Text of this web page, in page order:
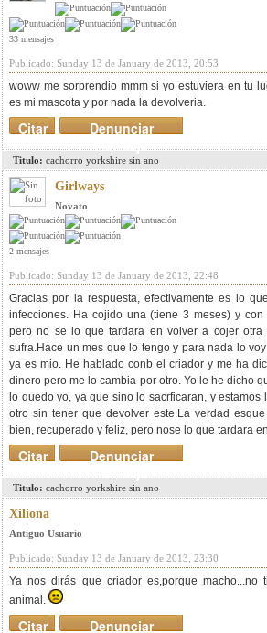
33 mensajes
Publicado: Sunday 13 de January de 2013, 20:53
woww me sorprendio mmm si yo estuviera en tu
es mi mascota y por nada la devolveria.
Denunciar
mensaje
Citar
Titulo: cachorro yorkshire sin ano
Girlways
Novato
2 mensajes
Publicado: Sunday 13 de January de 2013, 22:48
Gracias por la respuesta, efectivamente es lo
infecciones. Ha cojido una (tiene 3 meses) y
pero no se lo que tardara en volver a cojer otra
sufra.Hace un mes que lo tengo y para nada lo
ya es mio. He hablado conb el criador y me ha
dinero pero me lo cambia por otro. Yo le he dicho
lo quedo yo, ya que sino lo sacrficaran, y
otro sin tener que devolver este.La verdad
bien, recuperado y feliz, pero nose lo que tardara
Denunciar
mensaje
Citar
Titulo: cachorro yorkshire sin ano
Xiliona
Antiguo Usuario
Publicado: Sunday 13 de January de 2013, 23:30
Ya nos dirás que criador es,porque macho...no
animal.
Denunciar
Citar